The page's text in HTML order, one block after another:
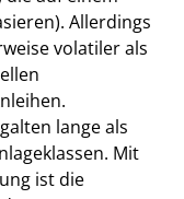
Allerdings
volatiler als
lange als
Mit
ist die